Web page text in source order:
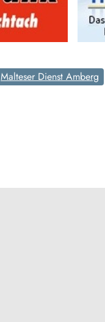
Malteser Dienst Amberg